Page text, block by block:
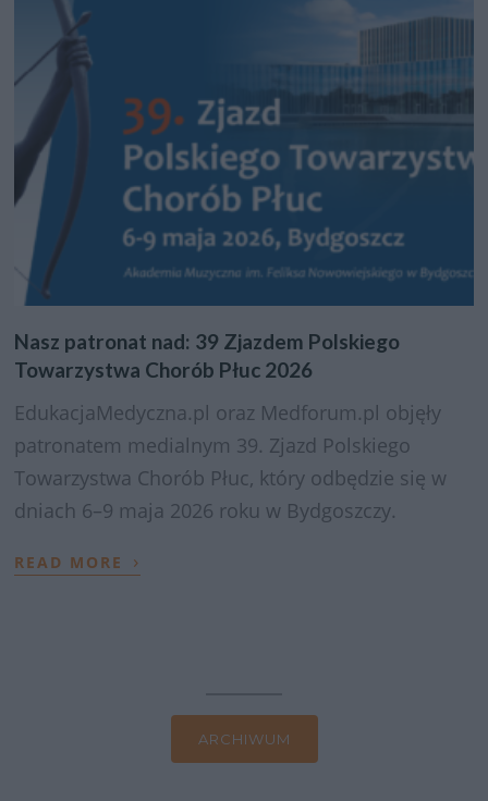
Nasz patronat nad: 39 Zjazdem Polskiego
Towarzystwa Chorób Płuc 2026
EdukacjaMedyczna.pl oraz Medforum.pl objęły
patronatem medialnym 39. Zjazd Polskiego
Towarzystwa Chorób Płuc, który odbędzie się w
dniach 6–9 maja 2026 roku w Bydgoszczy.
READ MORE ›
ARCHIWUM